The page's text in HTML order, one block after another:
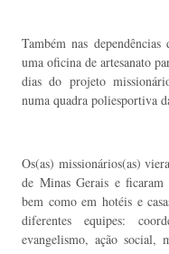
Também nas
uma oficina de artesanato
dias do projeto
numa quadra poliesportiva
Os(as) missionários(as)
de Minas Gerais e ficaram
bem como em hotéis e
diferentes equipes:
evangelismo, ação social,